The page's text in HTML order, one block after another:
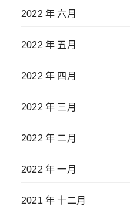
2022 年 六月
2022 年 五月
2022 年 四月
2022 年 三月
2022 年 二月
2022 年 一月
2021 年 十二月